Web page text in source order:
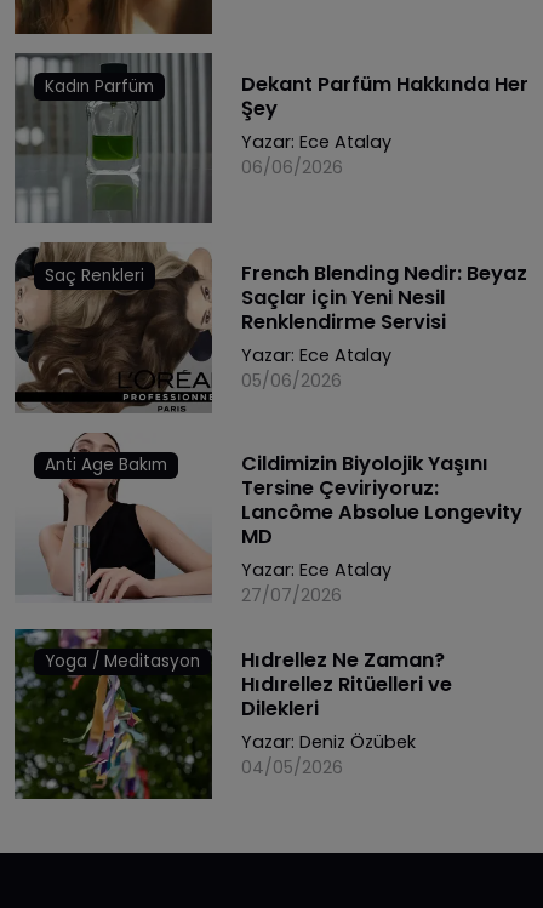
Kadın Parfüm
Dekant Parfüm Hakkında Her
Şey
Yazar: Ece Atalay
06/06/2026
Saç Renkleri
French Blending Nedir: Beyaz
Saçlar için Yeni Nesil
Renklendirme Servisi
Yazar: Ece Atalay
05/06/2026
Anti Age Bakım
Cildimizin Biyolojik Yaşını
Tersine Çeviriyoruz:
Lancôme Absolue Longevity
MD
Yazar: Ece Atalay
27/07/2026
Yoga / Meditasyon
Hıdrellez Ne Zaman?
Hıdırellez Ritüelleri ve
Dilekleri
Yazar: Deniz Özübek
04/05/2026